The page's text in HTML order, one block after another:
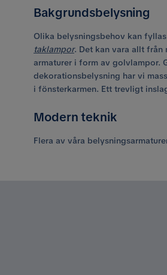
Bakgrundsbelysning
Olika belysningsbehov kan
taklampor. Det kan vara allt från
armaturer i form av golvlampor.
dekorationsbelysning har vi
i fönsterkarmen. Ett trevligt
Modern teknik
Flera av våra